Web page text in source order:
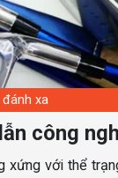
xa
công
xứng với thể